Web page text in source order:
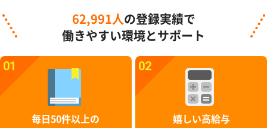
62,991人 の登録実績で
働きやすい環境とサポート
01
毎日50件以上の
02
嬉しい高給与